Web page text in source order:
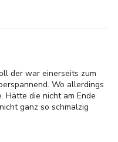
der war einerseits zum
Wo allerdings
Hätte die nicht am Ende
ganz so schmalzig